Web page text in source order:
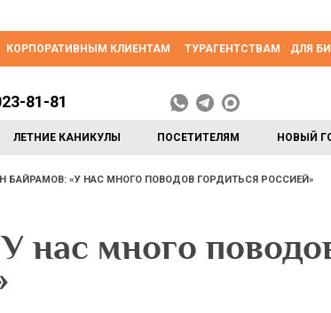
КОРПОРАТИВНЫМ КЛИЕНТАМ ТУРАГЕНТСТВАМ ДЛЯ
ЛЕТНИЕ КАНИКУЛЫ ПОСЕТИТЕЛЯМ НОВЫЙ
81-81
БАЙРАМОВ: «У НАС МНОГО ПОВОДОВ ГОРДИТЬСЯ РОССИЕЙ»
нас много